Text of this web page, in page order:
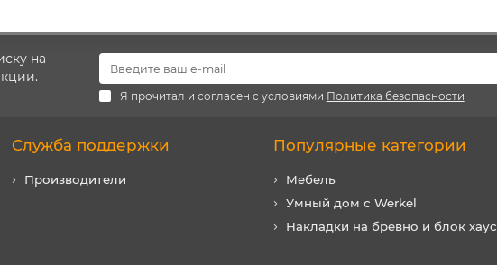
на
Я прочитал и согласен с условиями Политика безопасности
Служба поддержки
Производители
Популярные категории
Мебель
Умный дом с Werkel
Накладки на бревно и блок хаус